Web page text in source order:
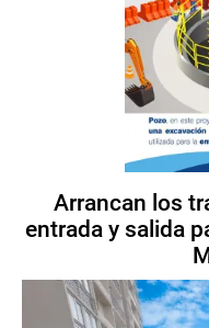
Arrancan los
entrada y salida